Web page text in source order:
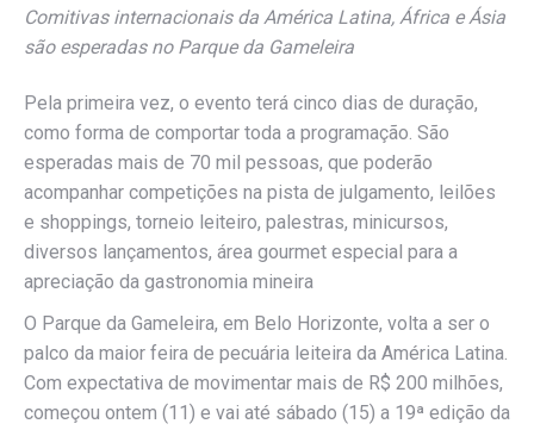
Comitivas internacionais da América Latina, África e Ásia
são esperadas no Parque da Gameleira
Pela primeira vez, o evento terá cinco dias de duração,
como forma de comportar toda a programação. São
esperadas mais de 70 mil pessoas, que poderão
acompanhar competições na pista de julgamento, leilões
e shoppings, torneio leiteiro, palestras, minicursos,
diversos lançamentos, área gourmet especial para a
apreciação da gastronomia mineira
O Parque da Gameleira, em Belo Horizonte, volta a ser o
palco da maior feira de pecuária leiteira da América Latina.
Com expectativa de movimentar mais de R$ 200 milhões,
começou ontem (11) e vai até sábado (15) a 19ª edição da